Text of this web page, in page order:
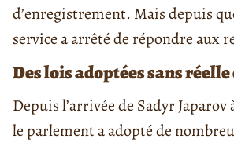
d’enregistrement. Mais depuis
service a arrêté de répondre aux
Des lois adoptées sans
Depuis l’arrivée de Sadyr Japarov
le parlement a adopté de